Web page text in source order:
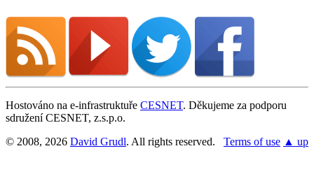
Hostováno na e-infrastruktuře CESNET. Děkujeme za podporu
sdružení CESNET, z.s.p.o.
© 2008, 2026 David Grudl. All rights reserved. Terms of use ▲ up